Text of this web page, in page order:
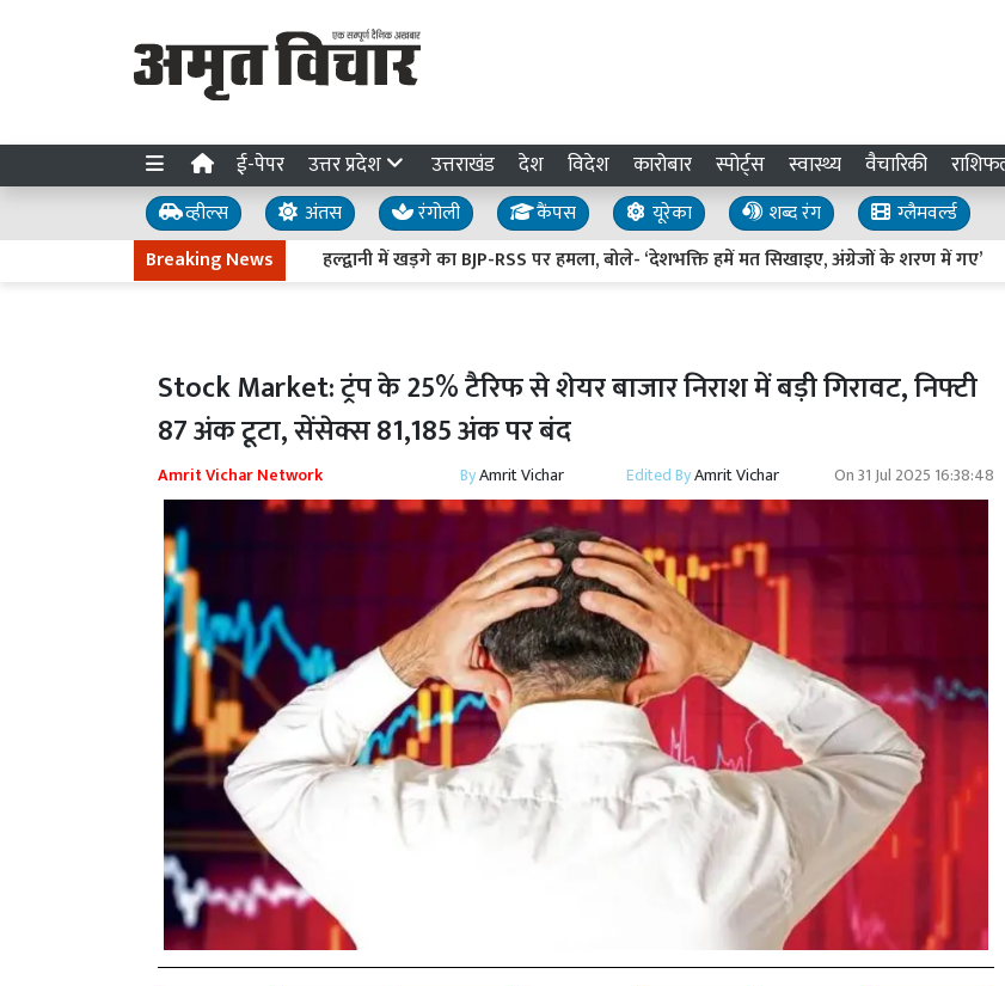
ई-पेपर उत्तर प्रदेश उत्तराखंड देश विदेश कारोबार स्पोर्ट्स स्वास्थ्य वैचारिकी
व्हील्स अंतस रंगोली कैंपस यूरेका शब्द रंग
ग्लैमवर्ल्ड
Breaking News
हल्द्वानी में खड़गे का BJP-RSS पर हमला, बोले- ‘देशभक्ति हमें मत सिखाइए, अंग्रेजों के शरण में गए’
Stock Market: ट्रंप के 25% टैरिफ से शेयर बाजार निराश में बड़ी गिरावट, निफ्टी
87 अंक टूटा, सेंसेक्स 81,185 अंक पर बंद
Amrit Vichar Network ByAmrit Vichar Edited ByAmrit Vichar On31 Jul 2025 16:38:48